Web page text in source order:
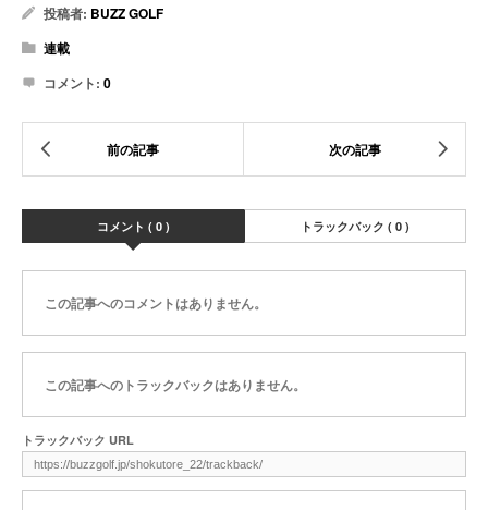
投稿者: BUZZ GOLF
連載
コメント: 0
コメント ( 0 ) トラックバック ( 0 )
この記事へのコメントはありません。
この記事へのトラックバックはありません。
トラックバック URL